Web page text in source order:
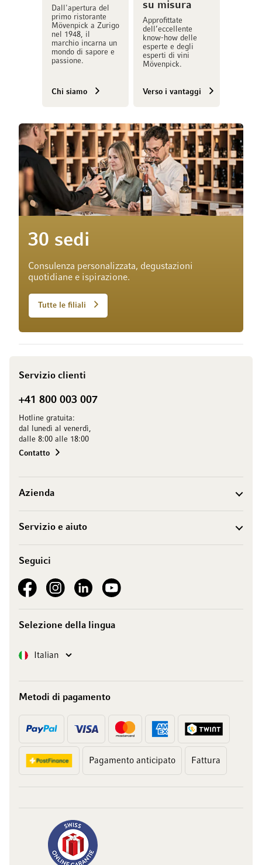
Dall'apertura del
primo ristorante
Mövenpick a Zurigo
nel 1948, il
marchio incarna un
mondo di sapore e
passione.
Chi siamo
su misura
Approfittate
dell’eccellente
know-how delle
esperte e degli
esperti di vini
Mövenpick.
Verso i vantaggi
30 sedi
Consulenza personalizzata, degustazioni
quotidiane e ispirazione.
Tutte le filiali
Servizio clienti
+41 800 003 007
Hotline gratuita:
dal lunedì al venerdì,
dalle 8:00 alle 18:00
Contatto
Azienda
Servizio e aiuto
Seguici
See our FacebookSee our Instagram account
See our LinkedInSee our YouTube channel
Selezione della lingua
Lingua Italian
Metodi di pagamento
Pagamento anticipato Fattura